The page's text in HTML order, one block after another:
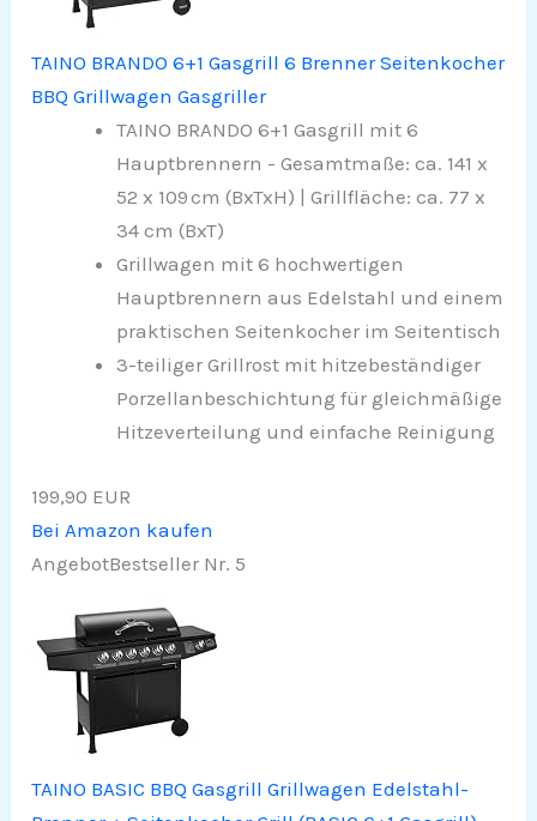
TAINO BRANDO 6+1 Gasgrill 6 Brenner Seitenkocher
BBQ Grillwagen Gasgriller
TAINO BRANDO 6+1 Gasgrill mit 6
Hauptbrennern - Gesamtmaße: ca. 141 x
52 x 109 cm (BxTxH) | Grillfläche: ca. 77 x
34 cm (BxT)
Grillwagen mit 6 hochwertigen
Hauptbrennern aus Edelstahl und einem
praktischen Seitenkocher im Seitentisch
3-teiliger Grillrost mit hitzebeständiger
Porzellanbeschichtung für gleichmäßige
Hitzeverteilung und einfache Reinigung
199,90 EUR
Bei Amazon kaufen
AngebotBestseller Nr. 5
TAINO BASIC BBQ Gasgrill Grillwagen Edelstahl-